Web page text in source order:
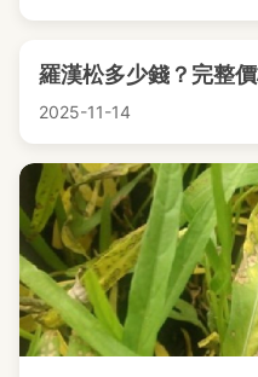
羅漢松多少錢？完整
2025-11-14